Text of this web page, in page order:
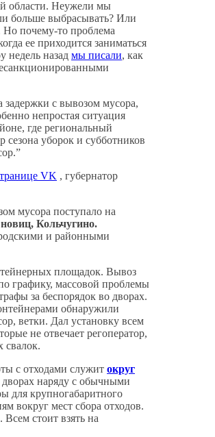
области. Неужели мы
больше выбрасывать? Или
Но почему-то проблема
ее приходится заниматься
недель назад мы писали, как
с вывозом мусора,
непростая ситуация
где региональный
уборок и субботников
VK , губернатор
мусора поступало на
Кольчугино.
и районными
площадок. Вывоз
графику, массовой проблемы
за беспорядок во дворах.
обнаружили
ветки. Дал установку всем
не отвечает регоператор,
свалок.
с отходами служит округ
наряду с обычными
для крупногабаритного
вокруг мест сбора отходов.
Всем стоит взять на